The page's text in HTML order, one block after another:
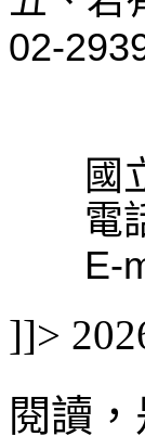
02-
國立
電話:
E-
]]>
閱讀